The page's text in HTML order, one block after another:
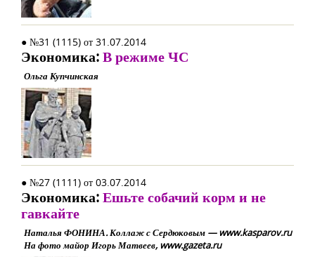
● №31 (1115) от 31.07.2014
Экономика:В режиме ЧС
Ольга Купчинская
● №27 (1111) от 03.07.2014
Экономика:Ешьте собачий корм и не
гавкайте
Наталья ФОНИНА. Коллаж с Сердюковым — www.kasparov.ru
На фото майор Игорь Матвеев, www.gazeta.ru